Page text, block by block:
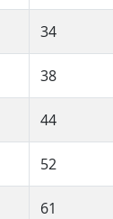
34
38
44
52
61